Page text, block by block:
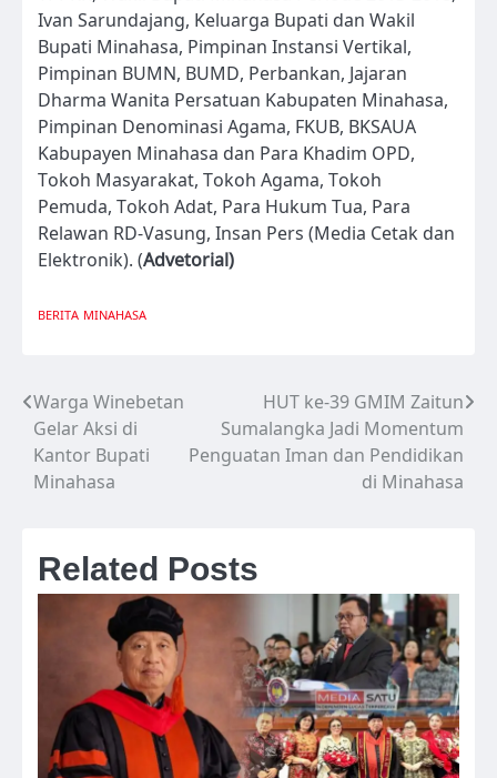
Ivan Sarundajang, Keluarga Bupati dan Wakil
Bupati Minahasa, Pimpinan Instansi Vertikal,
Pimpinan BUMN, BUMD, Perbankan, Jajaran
Dharma Wanita Persatuan Kabupaten Minahasa,
Pimpinan Denominasi Agama, FKUB, BKSAUA
Kabupayen Minahasa dan Para Khadim OPD,
Tokoh Masyarakat, Tokoh Agama, Tokoh
Pemuda, Tokoh Adat, Para Hukum Tua, Para
Relawan RD-Vasung, Insan Pers (Media Cetak dan
Elektronik). (Advetorial)
BERITA MINAHASA
Navigasi
pos
Warga Winebetan
Gelar Aksi di
Kantor Bupati
Minahasa
HUT ke-39 GMIM Zaitun
Sumalangka Jadi Momentum
Penguatan Iman dan Pendidikan
di Minahasa
Related Posts